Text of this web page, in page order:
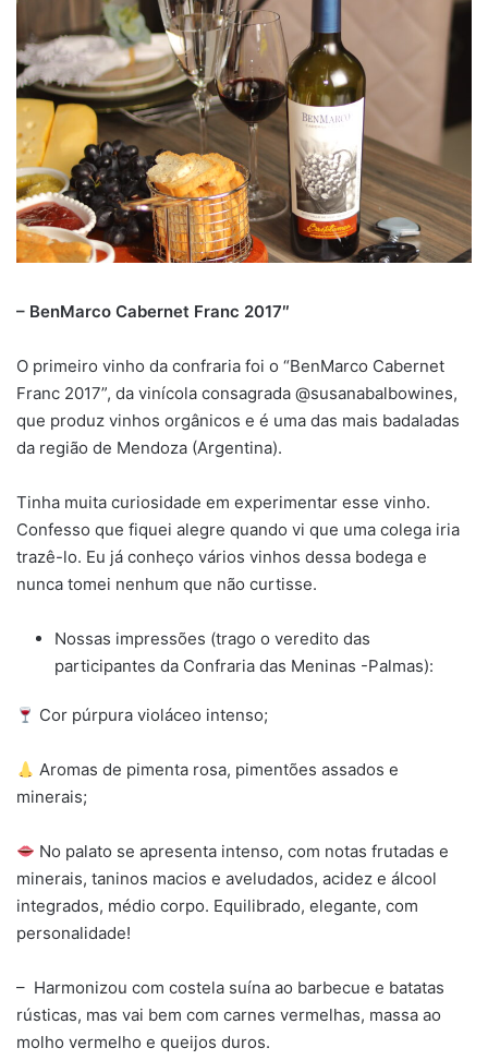
– BenMarco Cabernet Franc 2017″
O primeiro vinho da confraria foi o “BenMarco Cabernet
Franc 2017”, da vinícola consagrada @susanabalbowines,
que produz vinhos orgânicos e é uma das mais badaladas
da região de Mendoza (Argentina).
Tinha muita curiosidade em experimentar esse vinho.
Confesso que fiquei alegre quando vi que uma colega iria
trazê-lo. Eu já conheço vários vinhos dessa bodega e
nunca tomei nenhum que não curtisse.
Nossas impressões (trago o veredito das
participantes da Confraria das Meninas -Palmas):
Cor púrpura violáceo intenso;
Aromas de pimenta rosa, pimentões assados e
minerais;
No palato se apresenta intenso, com notas frutadas e
minerais, taninos macios e aveludados, acidez e álcool
integrados, médio corpo. Equilibrado, elegante, com
personalidade!
– Harmonizou com costela suína ao barbecue e batatas
rústicas, mas vai bem com carnes vermelhas, massa ao
molho vermelho e queijos duros.️